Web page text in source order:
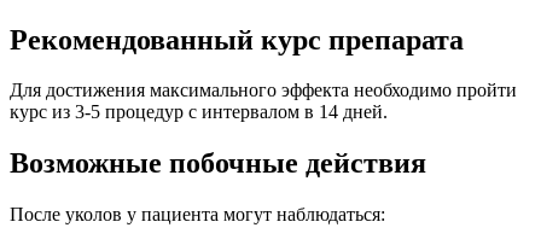
Рекомендованный курс препарата
Для достижения максимального эффекта необходимо пройти
курс из 3-5 процедур с интервалом в 14 дней.
Возможные побочные действия
После уколов у пациента могут наблюдаться: